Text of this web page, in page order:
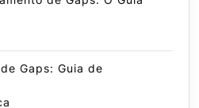
Gaps: Guia de